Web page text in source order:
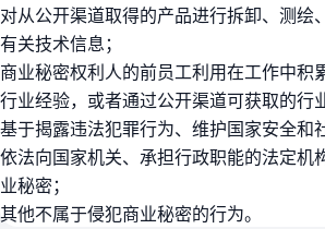
对从公开渠道取得的产品进行拆卸、测绘
有关技术信息；
商业秘密权利人的前员工利用在工作中积
行业经验，或者通过公开渠道可获取的行
基于揭露违法犯罪行为、维护国家安全和
依法向国家机关、承担行政职能的法定机
业秘密；
其他不属于侵犯商业秘密的行为。